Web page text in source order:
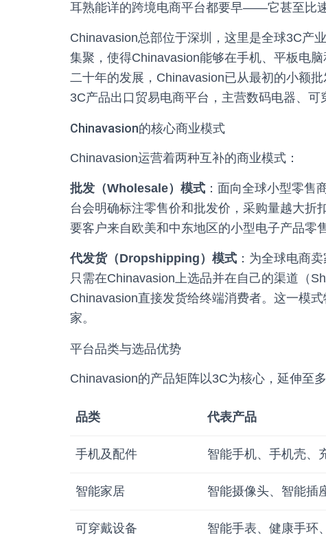
耳熟能详的跨境电商平台都要早——它甚至比
Chinavasion总部位于深圳，这里是全球3C产
集聚，使得Chinavasion能够在手机、平板电
二十年的发展，Chinavasion已从最初的小额
3C产品出口贸易电商平台，主营数码电器、可
Chinavasion的核心商业模式
Chinavasion运营着两种互补的商业模式：
批发（Wholesale）模式 ：面向全球小型零售
台会明确标注零售价和批发价，采购量越大折
要客户来自欧美和中东地区的小型电子产品零售
代发货（Dropshipping）模式 ：为全球电商
只需在Chinavasion上选品并在自己的渠道（
Chinavasion直接发货给终端消费者。这一模
家。
平台品类与选品优势
Chinavasion的产品矩阵以3C为核心，延伸至
品类 代表产品
手机及配件 智能手机、手机壳、
智能家居 智能摄像头、智能插
可穿戴设备 智能手表、健康手环